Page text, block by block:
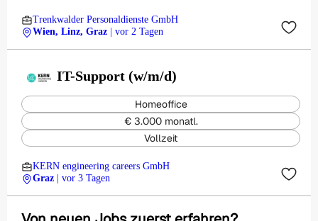
Trenkwalder Personaldienste GmbH
Wien, Linz, Graz
| vor 2 Tagen
IT-Support (w/m/d)
Homeoffice
€ 3.000 monatl.
Vollzeit
KERN engineering careers GmbH
Graz
| vor 3 Tagen